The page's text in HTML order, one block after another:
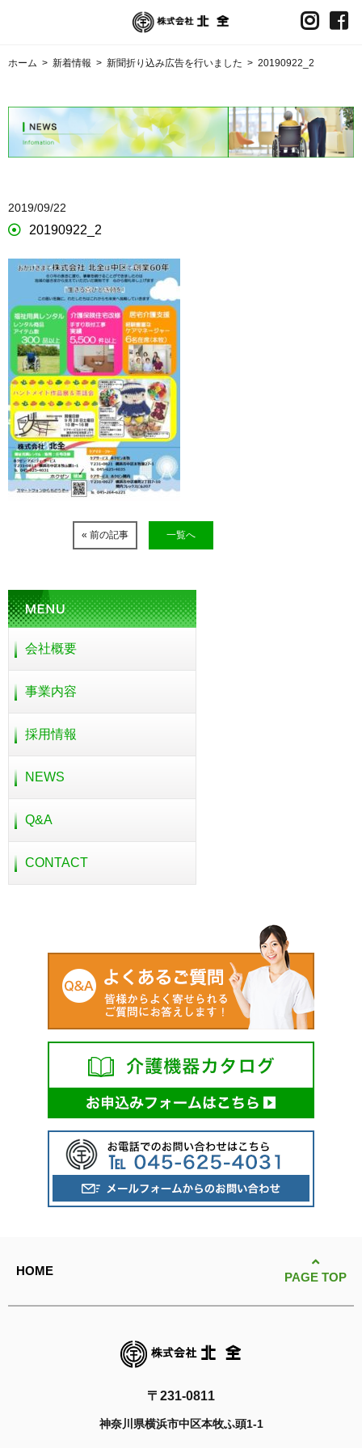
ホーム > 新着情報 > 新聞折り込み広告を行いました > 20190922_2
2019/09/22
20190922_2
« 前の記事 一覧へ
会社概要
事業内容
採用情報
NEWS
Q&A
CONTACT
HOME PAGE TOP
〒231-0811
神奈川県横浜市中区本牧ふ頭1-1